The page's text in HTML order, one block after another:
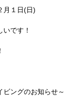
１日(日)
です！
ビングのお知らせ～